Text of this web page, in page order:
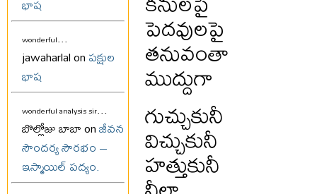
భాష
wonderful...
jawaharlal onపక్షుల
భాష
wonderful analysis sir...
బొల్లోజు బాబా onజీవన
సౌందర్య సౌరభం –
ఇస్మాయిల్ పద్యం.
పెదవులపై
తనువంతా
ముద్దుగా
గుచ్చుకునీ
విచ్చుకునీ
హత్తుకునీ